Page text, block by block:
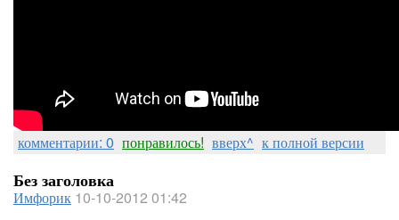
комментарии: 0 понравилось! вверх^ к полной версии
Без заголовка
Имфорик 10-10-2012 01:42